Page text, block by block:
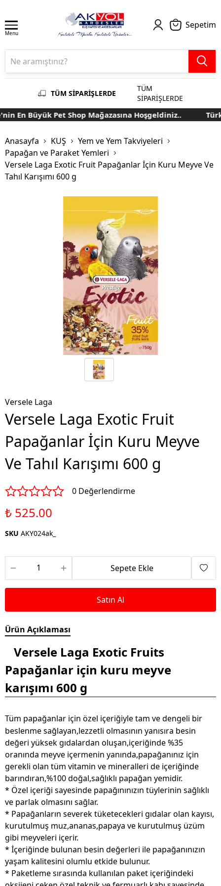
Menu
Sepetim
TÜM SİPARİŞLERDE
TÜM
SİPARİŞLERDE
En Büyük Pet Shop Mağazasına Hoşgeldiniz..
Anasayfa KUŞ
Yem ve Yem Takviyeleri
Papağan ve Paraket Yemleri
Versele Laga Exotic Fruit Papağanlar İçin Kuru Meyve Ve
Tahıl Karışımı 600 g
Versele Laga
Versele Laga Exotic Fruit
Papağanlar İçin Kuru Meyve
Ve Tahıl Karışımı 600 g
0 Değerlendirme
₺ 525.00
SKU AKY024ak_
Sepete Ekle
Satın Al
Ürün Açıklaması
Versele Laga Exotic Fruits
Papağanlar için kuru meyve
karışımı 600 g​
Tüm papağanlar için özel içeriğiyle tam ve dengeli bir
beslenme sağlayan,lezzetli olmasının yanısıra besin
değeri yüksek gıdalardan oluşan,içeriğinde %35
oranında meyve içermenin yanında,papağanınız için
gerekli olan tüm vitamin ve mineralleri de içeriğinde
barındıran,%100 doğal,sağlıklı papağan yemidir.
* Özel içeriği sayesinde papağınınızın tüylerinin sağlıklı
ve parlak olmasını sağlar.
* Papağanların severek tüketecekleri gıdalar olan kayısı,
kurutulmuş muz,ananas,papaya ve kurutulmuş üzüm
gibi meyveleri içerir.
* İçeriğinde bulunan besin değerleri ile papağanınızın
yaşam kalitesini olumlu etkide bulunur.
* Paketleme sırasında kullanılan paket içeriğindeki